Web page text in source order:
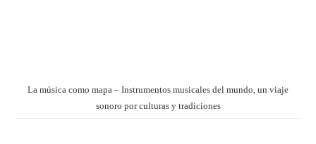
La música como mapa – Instrumentos musicales del mundo, un viaje
sonoro por culturas y tradiciones